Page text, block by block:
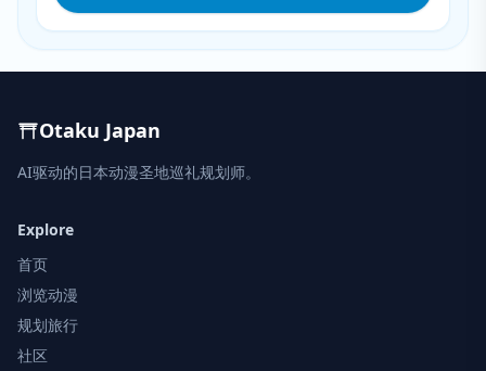
Otaku Japan
AI驱动的日本动漫圣地巡礼规划师。
Explore
首页
浏览动漫
规划旅行
社区